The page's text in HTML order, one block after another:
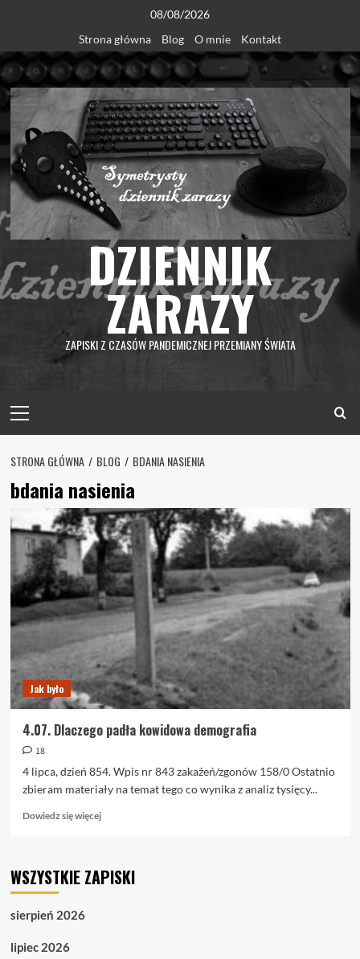
content
08/08/2026
Strona główna
Blog O mnie Kontakt
DZIENNIK
ZARAZY
ZAPISKI Z CZASÓW PANDEMICZNEJ PRZEMIANY ŚWIATA
Menu
STRONA GŁÓWNA BLOG BDANIA NASIENIA
bdania nasienia
Jak było
4.07. Dlaczego padła kowidowa demografia
18
4 lipca, dzień 854. Wpis nr 843 zakażeń/zgonów 158/0 Ostatnio
zbieram materiały na temat tego co wynika z analiz tysięcy...
Dowiedz się więcejDowiedz
4.07.
WSZYSTKIE ZAPISKI
sierpień 2026
lipiec 2026